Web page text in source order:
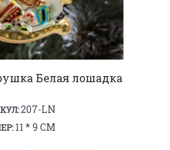
Белая лошадка
207-LN
11 * 9 СМ